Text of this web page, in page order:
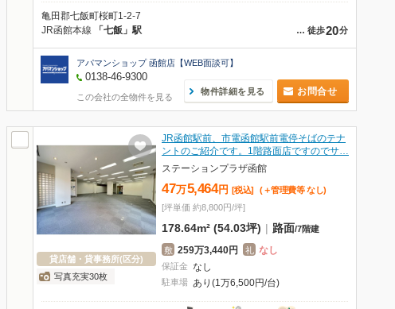
亀田郡七飯町桜町1-2-7
… 徒歩20分
JR函館本線 「七飯」駅
アパマンショップ 函館店【WEB面談可】
0138-46-9300
この会社の全物件を見る
物件詳細を見る お問合せ
貸店舗・貸事務所(区分)
写真充実30枚
JR函館駅前、市電函館駅前電停そばのテナ
ントのご紹介です。1階路面店ですのでサ…
ステーションプラザ函館
47万5,464円 [税込] (＋管理費等 なし)
[坪単価 約8,800円/坪]
178.64m² (54.03坪) | 路面/7階建
敷 259万3,440円 礼 なし
保証金 なし
駐車場 あり(1万6,500円/台)